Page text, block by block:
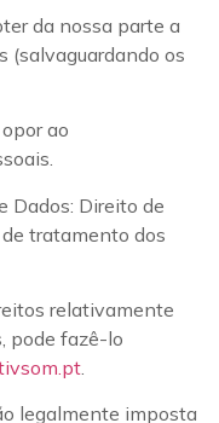
da nossa parte a
(salvaguardando os
ao
Dados: Direito de
tratamento dos
relativamente
pode fazê-lo
.
legalmente imposta